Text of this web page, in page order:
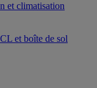
et climatisation
et boîte de sol